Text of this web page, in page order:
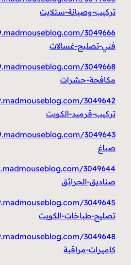
تركيب-وصيانة-ستلايت
فني-تصليح-غسالات
مكافحة-حشرات
تركيب-قرميد-الكويت
صباغ
صناديق-الحرائق
تصليح-طباخات-الكويت
كاميرات-مراقبة